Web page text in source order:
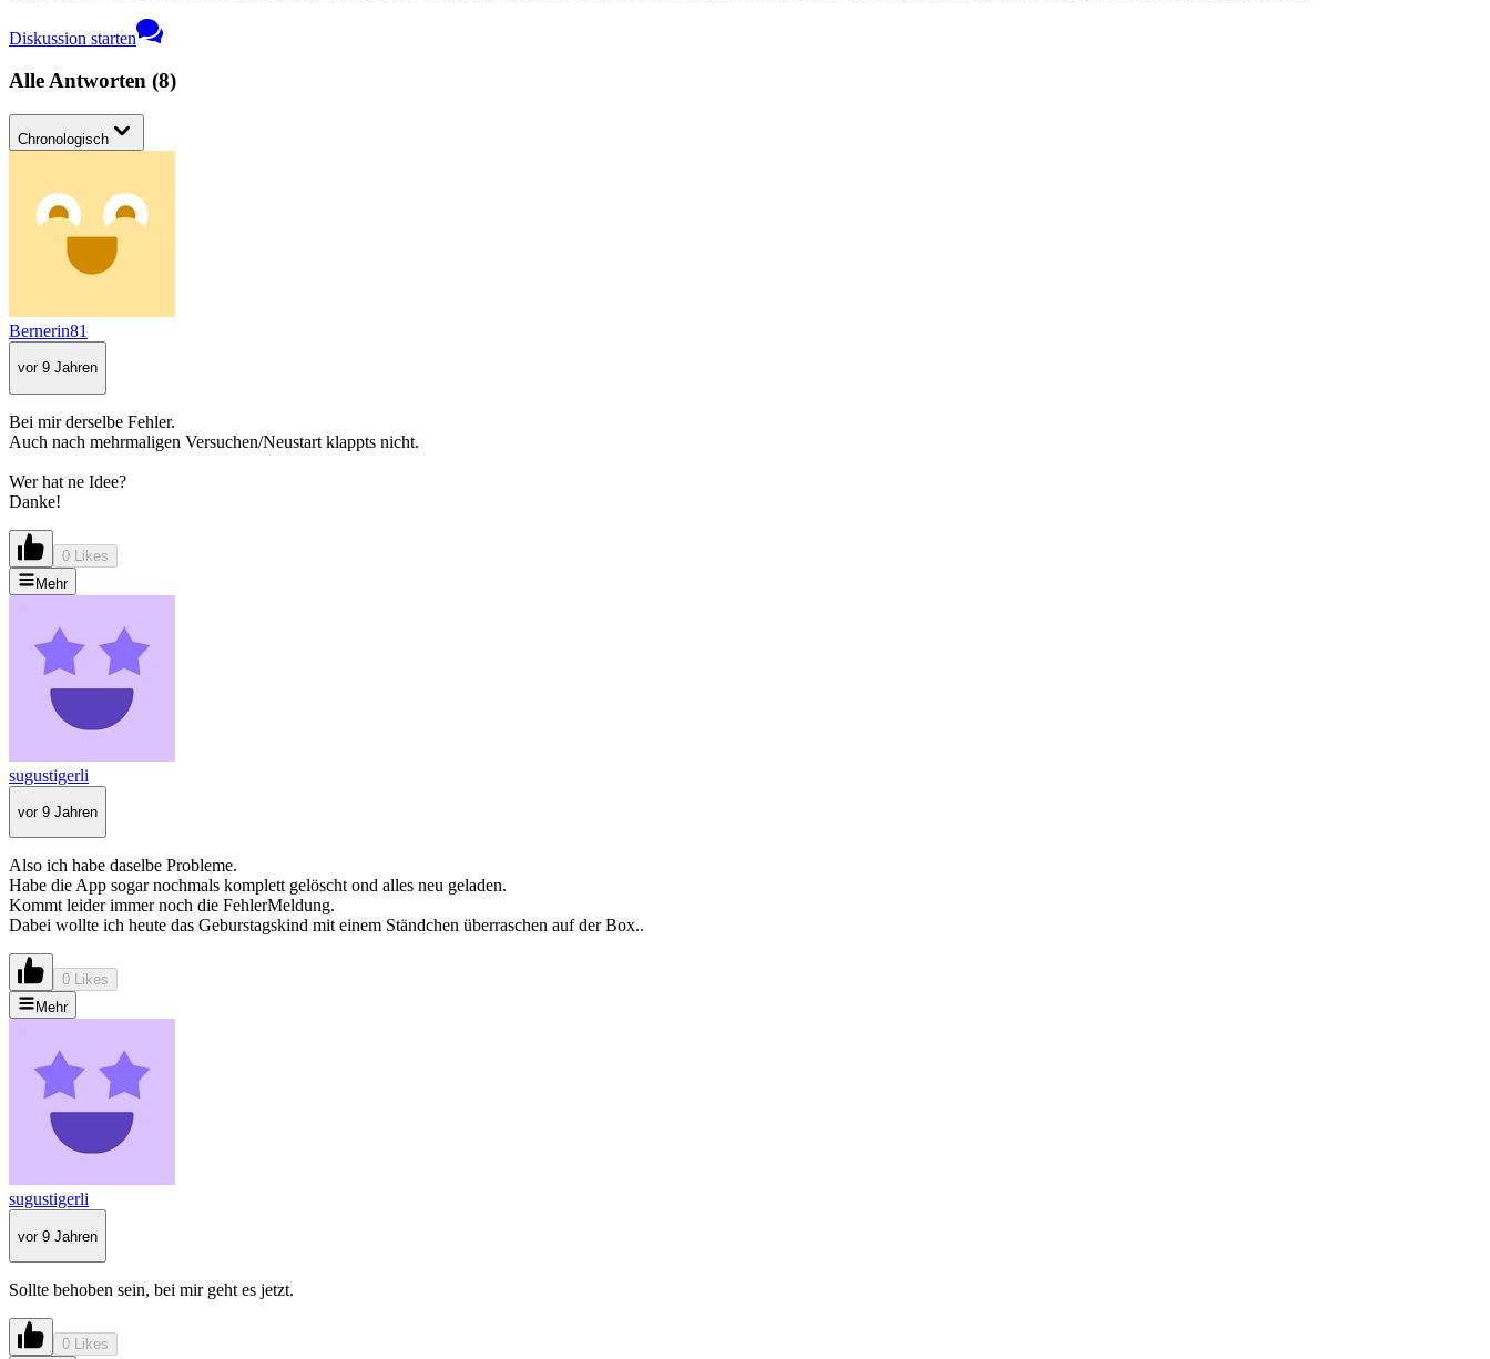
Diskussion starten
Alle Antworten (8)
Chronologisch
Bernerin81
vor 9 Jahren
Bei mir derselbe Fehler.
Auch nach mehrmaligen Versuchen/Neustart klappts nicht.
Wer hat ne Idee?
Danke!
0 Likes
Mehr
sugustigerli
vor 9 Jahren
Also ich habe daselbe Probleme.
Habe die App sogar nochmals komplett gelöscht ond alles neu geladen.
Kommt leider immer noch die FehlerMeldung.
Dabei wollte ich heute das Geburstagskind mit einem Ständchen überraschen auf der Box..
0 Likes
Mehr
sugustigerli
vor 9 Jahren
Sollte behoben sein, bei mir geht es jetzt.
0 Likes